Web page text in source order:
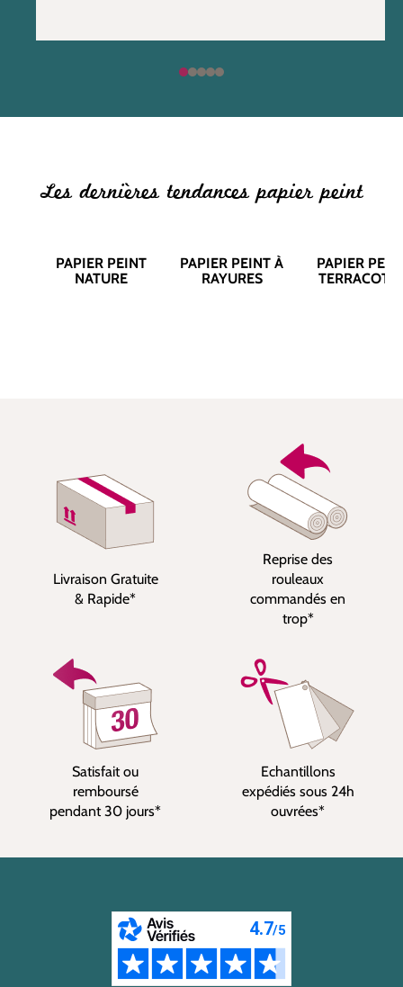
Les dernières tendances papier peint
PAPIER PEINT
NATURE
PAPIER PEINT À
RAYURES
PAPIER
Livraison Gratuite
& Rapide*
Reprise des
rouleaux
commandés en
trop*
Satisfait ou
remboursé
pendant 30 jours*
Echantillons
expédiés sous 24h
ouvrées*